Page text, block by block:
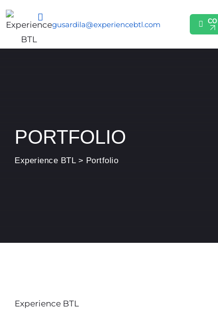
gusardila@experiencebtl.com
PORTFOLIO
Experience BTL> Portfolio
Experience BTL